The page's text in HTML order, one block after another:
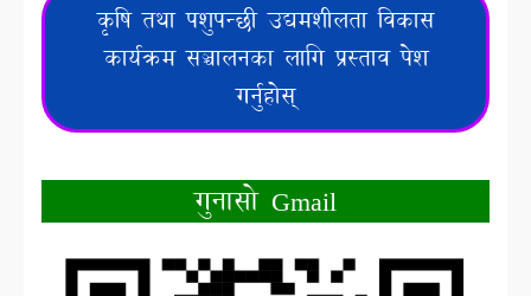
कृषि तथा पशुपन्छी उद्यमशीलता विकास
कार्यक्रम सञ्चालनका लागि प्रस्ताव पेश
गर्नुहोस्
गुनासो Gmail